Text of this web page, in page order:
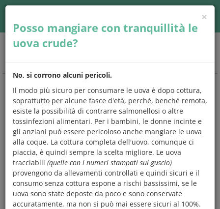
CHIEDOEMANGIO
Una risposta atutto quello che
avrestisemprevoluto chiederesugli
alimenti e l'alimentazione.
Scegli un argomento che preferisci,controlla se tra le
domande c'è quella che ti interessae leggi subito la
risposta,oppure prova a digitare una parolachiave sul
motore di ricerca. Ma se vuoi, puoi anche leggerle tutte.
×
Posso mangiare con tranquillità le
uova crude?
No, si corrono alcuni pericoli.
Il modo più sicuro per consumare le uova è dopo cottura,
soprattutto per alcune fasce d'età, perché, benché remota,
esiste la possibilità di contrarre salmonellosi o altre
tossinfezioni alimentari. Per i bambini, le donne incinte e
gli anziani può essere pericoloso anche mangiare le uova
alla coque. La cottura completa dell'uovo, comunque ci
piaccia, è quindi sempre la scelta migliore. Le uova
tracciabili (quelle con i numeri stampati sul guscio)
provengono da allevamenti controllati e quindi sicuri e il
consumo senza cottura espone a rischi bassissimi, se le
uova sono state deposte da poco e sono conservate
accuratamente, ma non si può mai essere sicuri al 100%.